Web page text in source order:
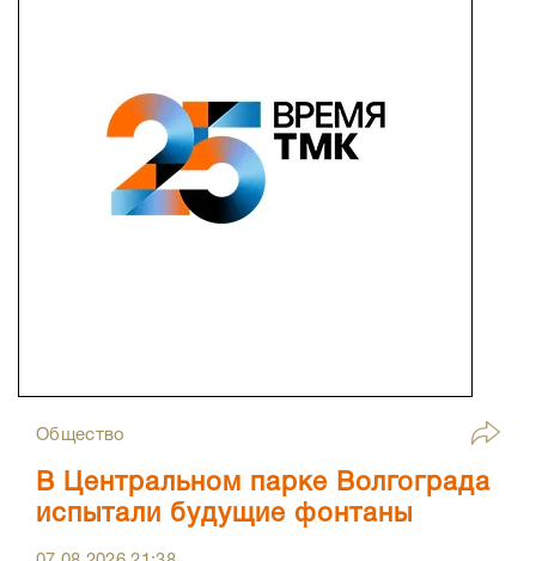
Общество
В Центральном парке Волгограда
испытали будущие фонтаны